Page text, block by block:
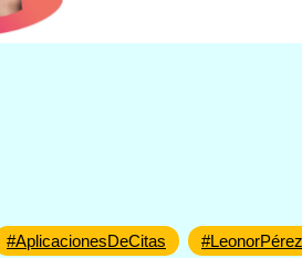
#AplicacionesDeCitas